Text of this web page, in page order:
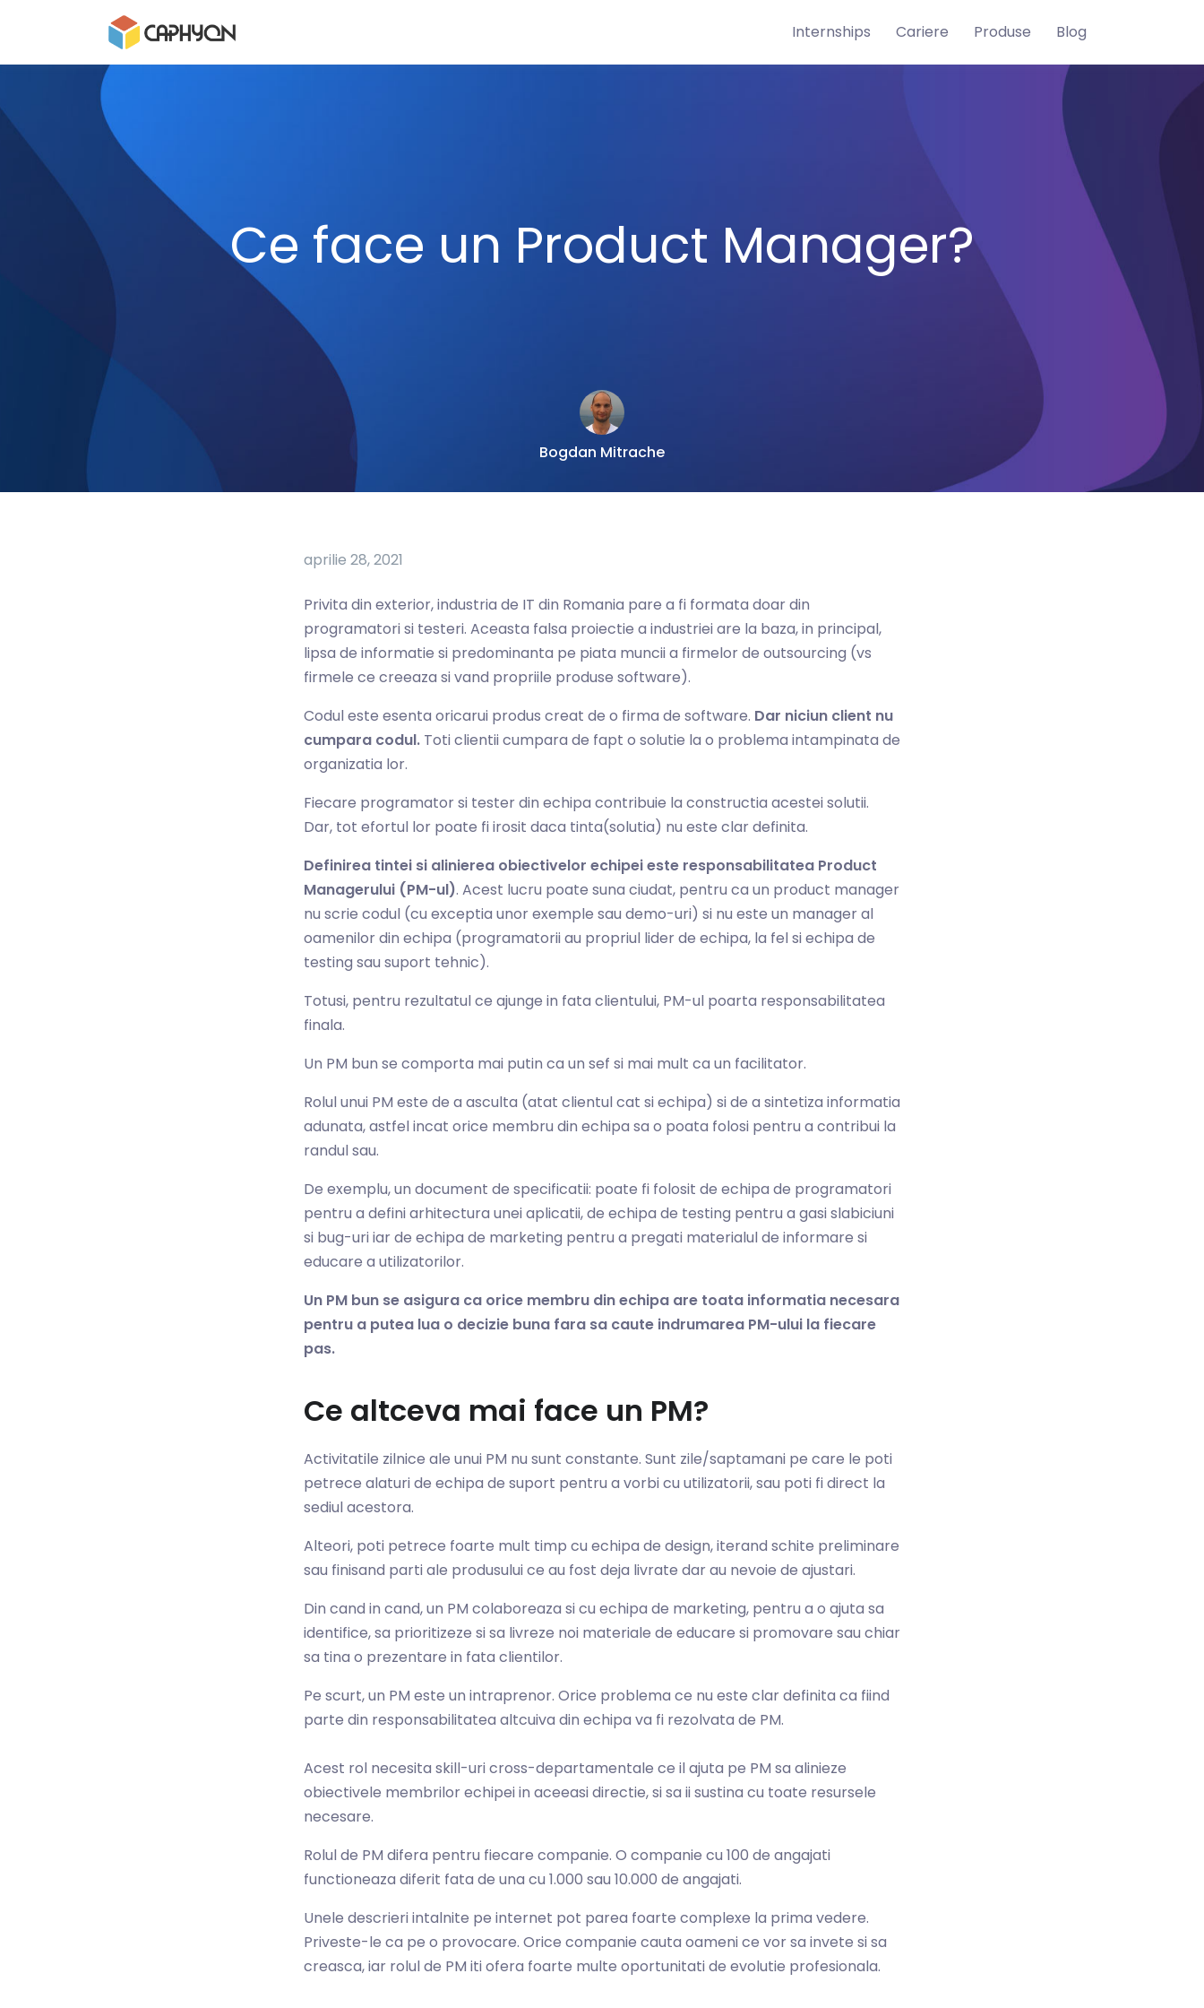
Internships Cariere Produse Blog
Ce face un Product Manager?
Bogdan Mitrache
aprilie 28, 2021
Privita din exterior, industria de IT din Romania pare a fi formata doar din
programatori si testeri. Aceasta falsa proiectie a industriei are la baza, in principal,
lipsa de informatie si predominanta pe piata muncii a firmelor de outsourcing (vs
firmele ce creeaza si vand propriile produse software).
Codul este esenta oricarui produs creat de o firma de software. Dar niciun client nu
cumpara codul. Toti clientii cumpara de fapt o solutie la o problema intampinata de
organizatia lor.
Fiecare programator si tester din echipa contribuie la constructia acestei solutii.
Dar, tot efortul lor poate fi irosit daca tinta(solutia) nu este clar definita.
Definirea tintei si alinierea obiectivelor echipei este responsabilitatea Product
Managerului (PM-ul). Acest lucru poate suna ciudat, pentru ca un product manager
nu scrie codul (cu exceptia unor exemple sau demo-uri) si nu este un manager al
oamenilor din echipa (programatorii au propriul lider de echipa, la fel si echipa de
testing sau suport tehnic).
Totusi, pentru rezultatul ce ajunge in fata clientului, PM-ul poarta responsabilitatea
finala.
Un PM bun se comporta mai putin ca un sef si mai mult ca un facilitator.
Rolul unui PM este de a asculta (atat clientul cat si echipa) si de a sintetiza informatia
adunata, astfel incat orice membru din echipa sa o poata folosi pentru a contribui la
randul sau.
De exemplu, un document de specificatii: poate fi folosit de echipa de programatori
pentru a defini arhitectura unei aplicatii, de echipa de testing pentru a gasi slabiciuni
si bug-uri iar de echipa de marketing pentru a pregati materialul de informare si
educare a utilizatorilor.
Un PM bun se asigura ca orice membru din echipa are toata informatia necesara
pentru a putea lua o decizie buna fara sa caute indrumarea PM-ului la fiecare
pas.
Ce altceva mai face un PM?
Activitatile zilnice ale unui PM nu sunt constante. Sunt zile/saptamani pe care le poti
petrece alaturi de echipa de suport pentru a vorbi cu utilizatorii, sau poti fi direct la
sediul acestora.
Alteori, poti petrece foarte mult timp cu echipa de design, iterand schite preliminare
sau finisand parti ale produsului ce au fost deja livrate dar au nevoie de ajustari.
Din cand in cand, un PM colaboreaza si cu echipa de marketing, pentru a o ajuta sa
identifice, sa prioritizeze si sa livreze noi materiale de educare si promovare sau chiar
sa tina o prezentare in fata clientilor.
Pe scurt, un PM este un intraprenor. Orice problema ce nu este clar definita ca fiind
parte din responsabilitatea altcuiva din echipa va fi rezolvata de PM.
Acest rol necesita skill-uri cross-departamentale ce il ajuta pe PM sa alinieze
obiectivele membrilor echipei in aceeasi directie, si sa ii sustina cu toate resursele
necesare.
Rolul de PM difera pentru fiecare companie. O companie cu 100 de angajati
functioneaza diferit fata de una cu 1.000 sau 10.000 de angajati.
Unele descrieri intalnite pe internet pot parea foarte complexe la prima vedere.
Priveste-le ca pe o provocare. Orice companie cauta oameni ce vor sa invete si sa
creasca, iar rolul de PM iti ofera foarte multe oportunitati de evolutie profesionala.